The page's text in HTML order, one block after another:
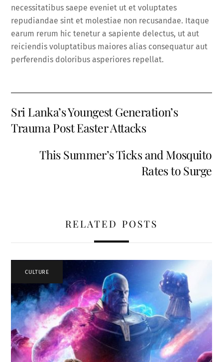
necessitatibus saepe eveniet ut et voluptates
repudiandae sint et molestiae non recusandae. Itaque
earum rerum hic tenetur a sapiente delectus, ut aut
reiciendis voluptatibus maiores alias consequatur aut
perferendis doloribus asperiores repellat.
Sri Lanka’s Youngest Generation’s
Trauma Post Easter Attacks
This Summer’s Ticks and Mosquito
Rates to Surge
RELATED POSTS
CULTURE